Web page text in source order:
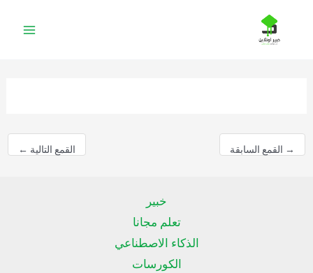
→ القمع السابقة القمع التالية ←
خبير
تعلم مجانا
الذكاء الاصطناعي
الكورسات